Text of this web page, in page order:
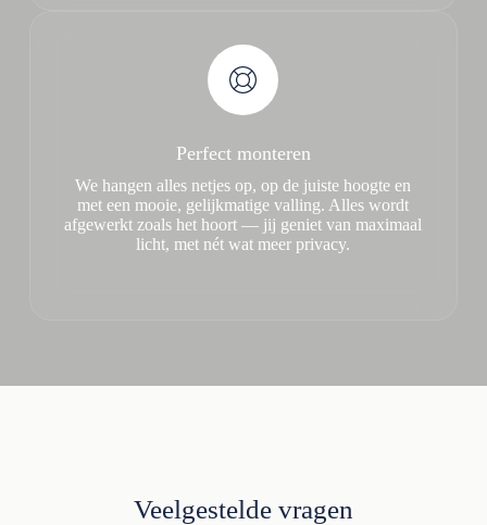
Perfect monteren
We hangen alles netjes op, op de juiste hoogte en
met een mooie, gelijkmatige valling. Alles wordt
afgewerkt zoals het hoort — jij geniet van maximaal
licht, met nét wat meer privacy.
Veelgestelde vragen